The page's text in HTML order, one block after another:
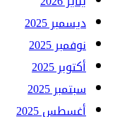
ديسمبر 2025
نوفمبر 2025
أكتوبر 2025
سبتمبر 2025
أغسطس 2025